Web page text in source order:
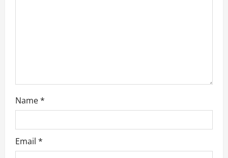
Name*
Email *